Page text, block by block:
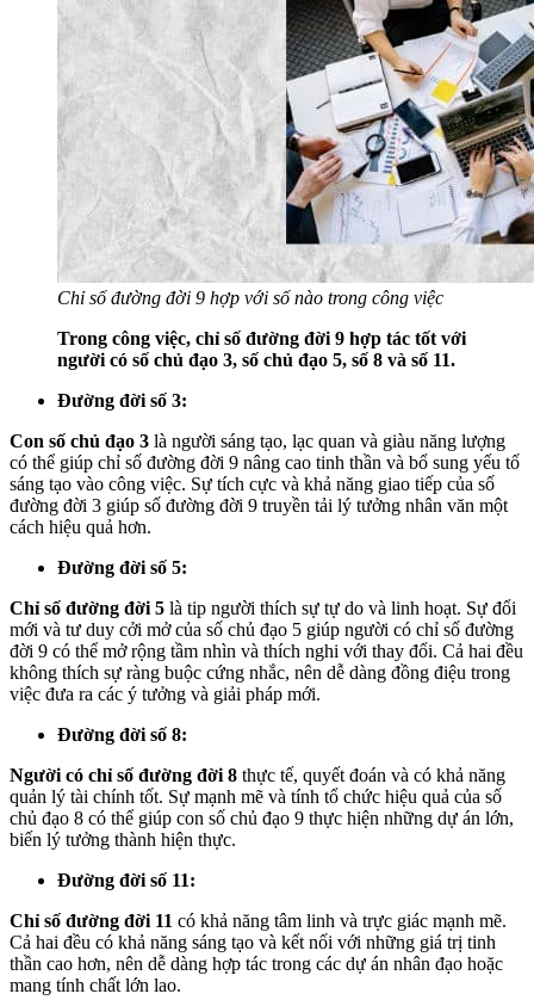
Chỉ số đường đời 9 hợp với số nào trong công việc
Trong công việc, chỉ số đường đời 9 hợp tác tốt với
người có số chủ đạo 3, số chủ đạo 5, số 8 và số 11.
Đường đời số 3:
Con số chủ đạo 3 là người sáng tạo, lạc quan và giàu năng lượng
có thể giúp chỉ số đường đời 9 nâng cao tinh thần và bổ sung yếu tố
sáng tạo vào công việc. Sự tích cực và khả năng giao tiếp của số
đường đời 3 giúp số đường đời 9 truyền tải lý tưởng nhân văn một
cách hiệu quả hơn.
Đường đời số 5:
Chỉ số đường đời 5 là tip người thích sự tự do và linh hoạt. Sự đổi
mới và tư duy cởi mở của số chủ đạo 5 giúp người có chỉ số đường
đời 9 có thể mở rộng tầm nhìn và thích nghi với thay đổi. Cả hai đều
không thích sự ràng buộc cứng nhắc, nên dễ dàng đồng điệu trong
việc đưa ra các ý tưởng và giải pháp mới.
Đường đời số 8:
Người có chỉ số đường đời 8 thực tế, quyết đoán và có khả năng
quản lý tài chính tốt. Sự mạnh mẽ và tính tổ chức hiệu quả của số
chủ đạo 8 có thể giúp con số chủ đạo 9 thực hiện những dự án lớn,
biến lý tưởng thành hiện thực.
Đường đời số 11:
Chỉ số đường đời 11 có khả năng tâm linh và trực giác mạnh mẽ.
Cả hai đều có khả năng sáng tạo và kết nối với những giá trị tinh
thần cao hơn, nên dễ dàng hợp tác trong các dự án nhân đạo hoặc
mang tính chất lớn lao.